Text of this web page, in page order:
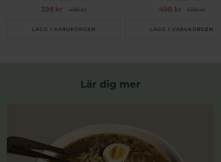
398 kr 498 kr
LÄGG I VARUKORGEN
498 kr 598 kr
LÄGG I VARUKORGEN
Lär dig mer